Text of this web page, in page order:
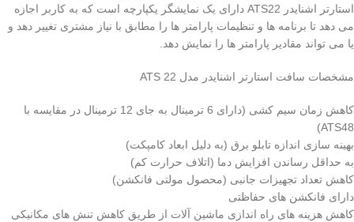
استارتر اشنایدر ATS22 دارای یک نمایشگر یکپارچه است که به کاربر اجازه
می دهد تا برنامه ها و تنظیمات پارامتر ها را مطابق با نیاز مشتری تغییر دهد و
یا می تواند مقادیر پارامتر ها را نمایش دهد.
مشخصات سافت استارتر اشنایدر مدل ATS 22
کاهش زمان سیم کشی (دارای 6 ترمینال به جای 12 ترمینال در مقایسه با
ATS48)
بهینه سازی اندازه تابلو برق (به دلیل ابعاد کامپکت)
به حداقل رساندن افزایش دما (اتلاف حرارت کم)
کاهش تعداد تجهیزات جانبی (محصول مولتی فانکشن)
دارای فانکشن های حفاظتی
کاهش هزینه های راه اندازی ماشین آلات از طریق کاهش تنش های مکانیکی